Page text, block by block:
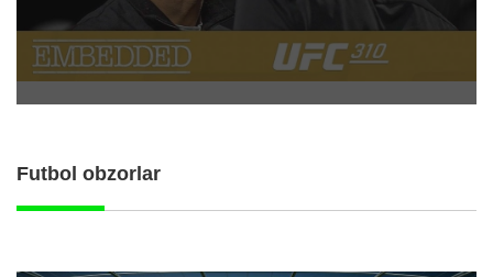
Futbol obzorlar